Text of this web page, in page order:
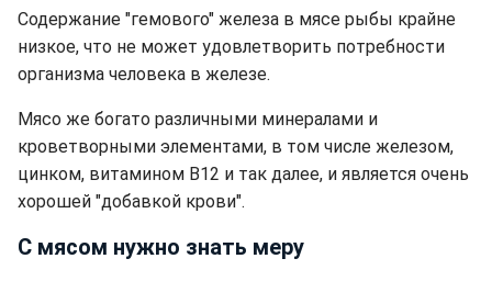
Содержание "гемового" железа в мясе рыбы крайне
низкое, что не может удовлетворить потребности
организма человека в железе.
Мясо же богато различными минералами и
кроветворными элементами, в том числе железом,
цинком, витамином В12 и так далее, и является очень
хорошей "добавкой крови".
С мясом нужно знать меру